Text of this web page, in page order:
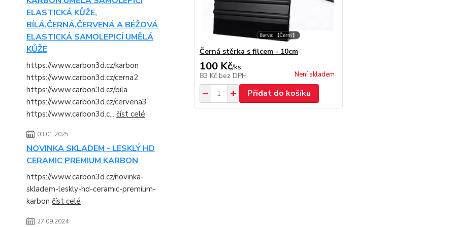
ELASTICKÁ KŮŽE,
BÍLÁ,ČERNÁ,ČERVENÁ A BÉŽOVÁ
ELASTICKÁ SAMOLEPICÍ UMĚLÁ
KŮŽE
https://www.carbon3d.cz/karbon
https://www.carbon3d.cz/cerna2
https://www.carbon3d.cz/bila
https://www.carbon3d.cz/cervena3
https://www.carbon3d.c... číst celé
03.01.2025
NOVINKA SKLADEM - LESKLÝ HD
CERAMIC PREMIUM KARBON
https://www.carbon3d.cz/novinka-
skladem-leskly-hd-ceramic-premium-
karbon číst celé
27.09.2024
Černá stěrka s filcem - 10cm
100 Kč/ks
83 Kč bez DPH Není skladem
Přidat do košíku